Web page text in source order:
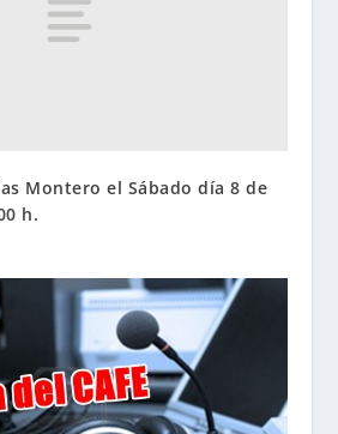
Montero el Sábado día 8 de
h.